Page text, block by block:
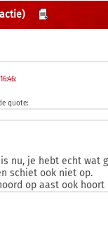
:
quote:
nu, je hebt echt wat
schiet ook niet op.
op aast ook